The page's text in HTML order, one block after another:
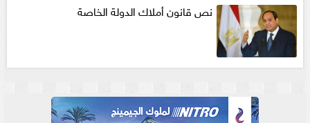
نص قانون أملاك الدولة الخاصة